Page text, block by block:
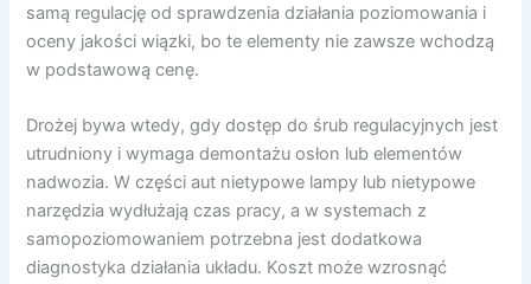
samą regulację od sprawdzenia działania poziomowania i
oceny jakości wiązki, bo te elementy nie zawsze wchodzą
w podstawową cenę.
Drożej bywa wtedy, gdy dostęp do śrub regulacyjnych jest
utrudniony i wymaga demontażu osłon lub elementów
nadwozia. W części aut nietypowe lampy lub nietypowe
narzędzia wydłużają czas pracy, a w systemach z
samopoziomowaniem potrzebna jest dodatkowa
diagnostyka działania układu. Koszt może wzrosnąć